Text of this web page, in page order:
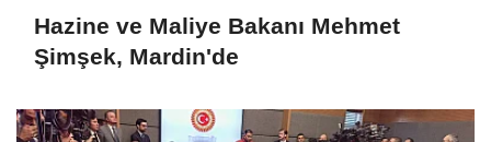
Hazine ve Maliye Bakanı Mehmet
Şimşek, Mardin'de